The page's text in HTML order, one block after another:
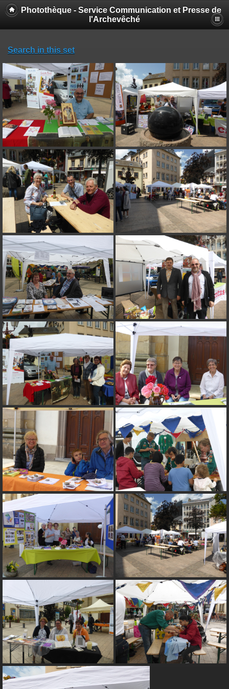
Photothèque - Service Communication et Presse de
l'Archevêché
Search in this set